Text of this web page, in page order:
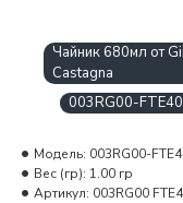
Чайник 680мл от
Castagna
003RG00-
Модель: 003RG00-
Вес (гр): 1.00 гр
Артикул: 003RG00